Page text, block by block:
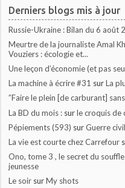
Derniers blogs mis à jour
Russie-Ukraine : Bilan du 6 août
Meurtre de la journaliste Amal
Vouziers : écologie et...
Une leçon d’économie (et pas
La machine à écrire #31 surLa
”Faire le plein [de carburant] sans
La BD du mois : surle croquis de
Pépiements (593) surGuerre
La vie est courte chez Carrefour
Ono, tome 3 , le secret du souffle
jeunesse
Le soir surMy shots